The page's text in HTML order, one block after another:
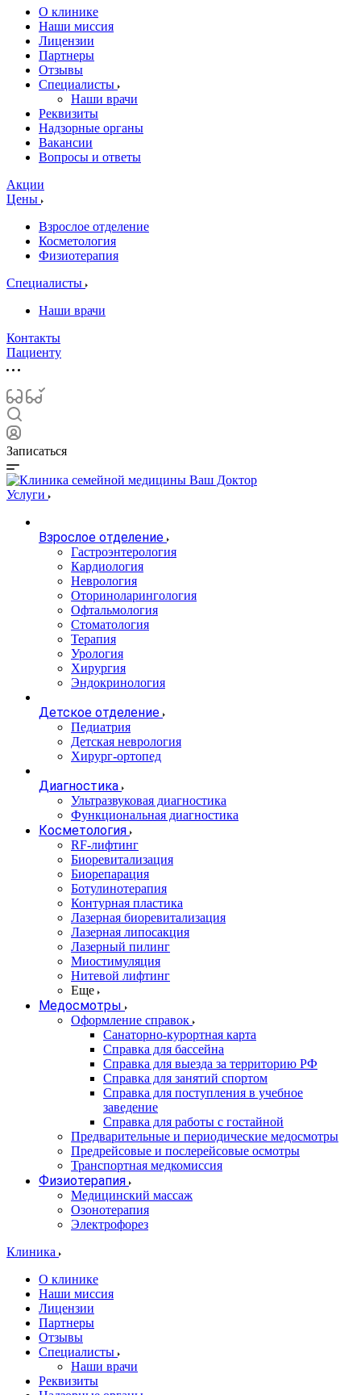
О клинике
Наши миссия
Лицензии
Партнеры
Отзывы
Специалисты
Наши врачи
Реквизиты
Надзорные органы
Вакансии
Вопросы и ответы
Акции
Цены
Взрослое отделение
Косметология
Физиотерапия
Специалисты
Наши врачи
Контакты
Пациенту
Записаться
Услуги
Взрослое отделение
Гастроэнтерология
Кардиология
Неврология
Оториноларингология
Офтальмология
Стоматология
Терапия
Урология
Хирургия
Эндокринология
Детское отделение
Педиатрия
Детская неврология
Хирург-ортопед
Диагностика
Ультразвуковая диагностика
Функциональная диагностика
Косметология
RF-лифтинг
Биоревитализация
Биорепарация
Ботулинотерапия
Контурная пластика
Лазерная биоревитализация
Лазерная липосакция
Лазерный пилинг
Миостимуляция
Нитевой лифтинг
Еще
Медосмотры
Оформление справок
Санаторно-курортная карта
Справка для бассейна
Справка для выезда за территорию РФ
Справка для занятий спортом
Справка для поступления в учебное
заведение
Справка для работы с гостайной
Предварительные и периодические медосмотры
Предрейсовые и послерейсовые осмотры
Транспортная медкомиссия
Физиотерапия
Медицинский массаж
Озонотерапия
Электрофорез
Клиника
О клинике
Наши миссия
Лицензии
Партнеры
Отзывы
Специалисты
Наши врачи
Реквизиты